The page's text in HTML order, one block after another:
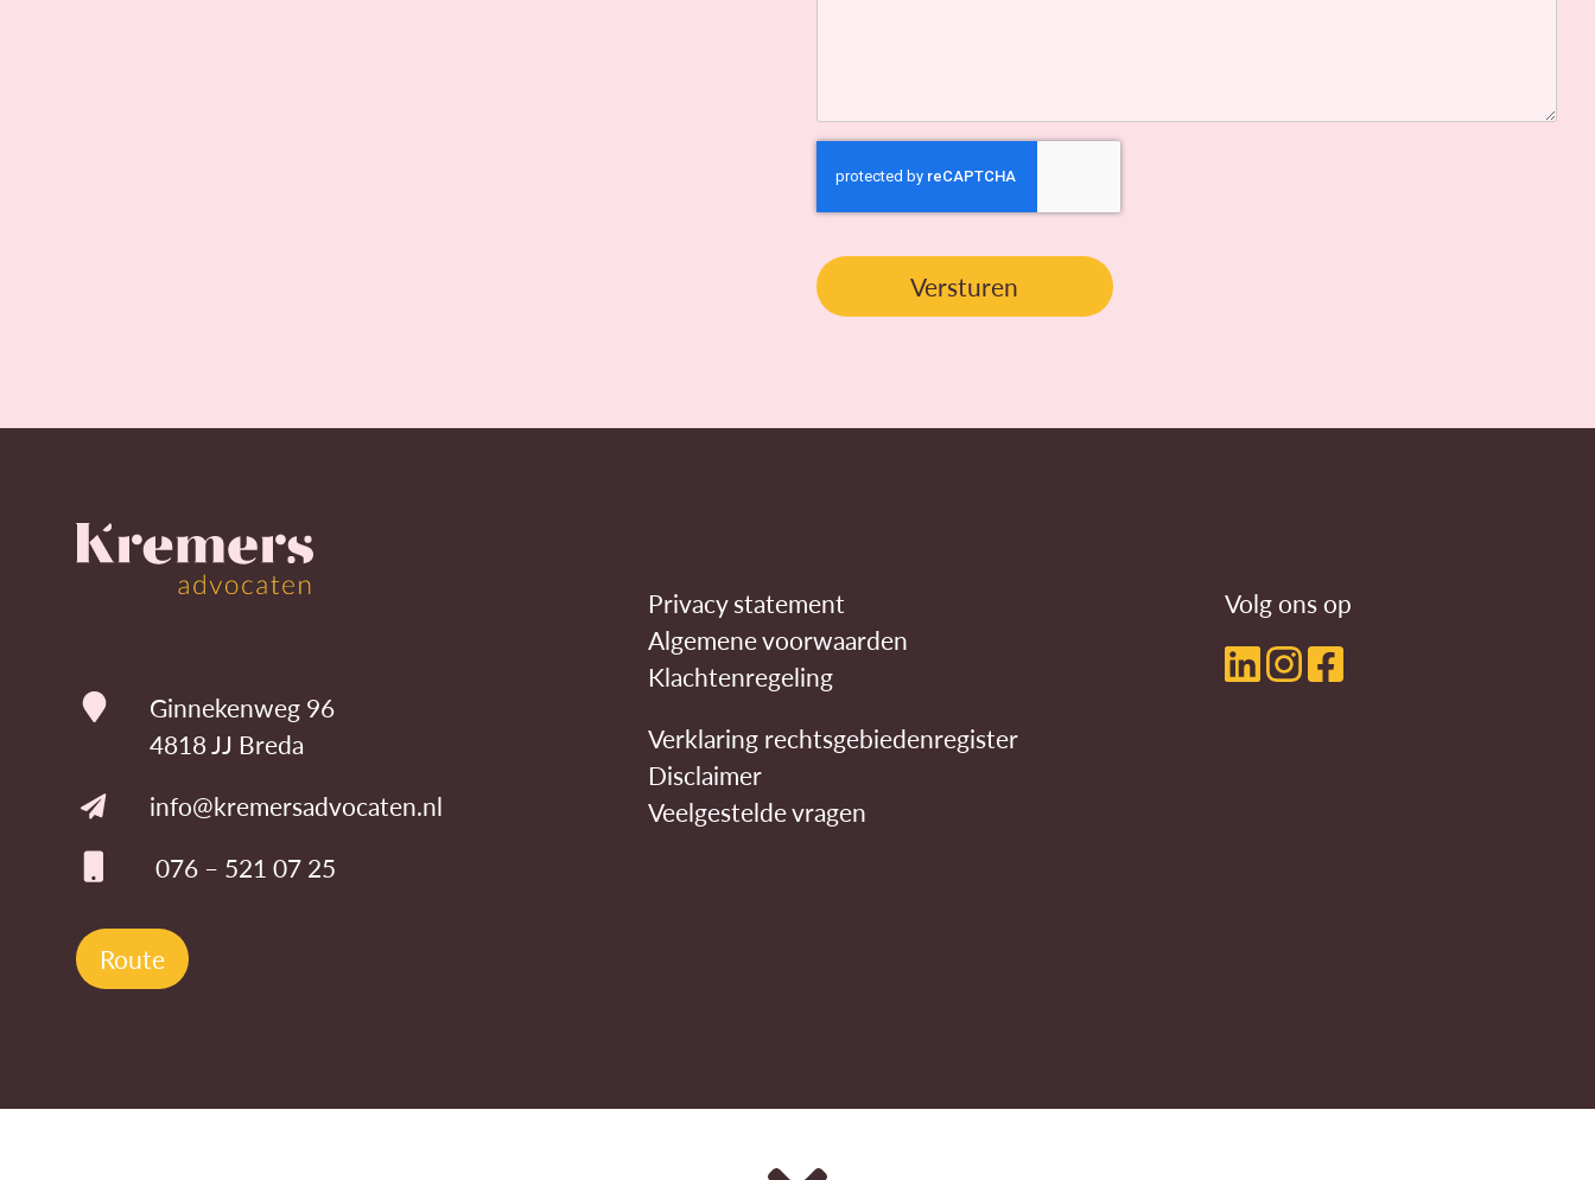
Ginnekenweg 96
4818 JJ Breda
info@kremersadvocaten.nl
076 – 521 07 25
Route
Privacy statement
Algemene voorwaarden
Klachtenregeling
Verklaring rechtsgebiedenregister
Disclaimer
Veelgestelde vragen
Volg ons op